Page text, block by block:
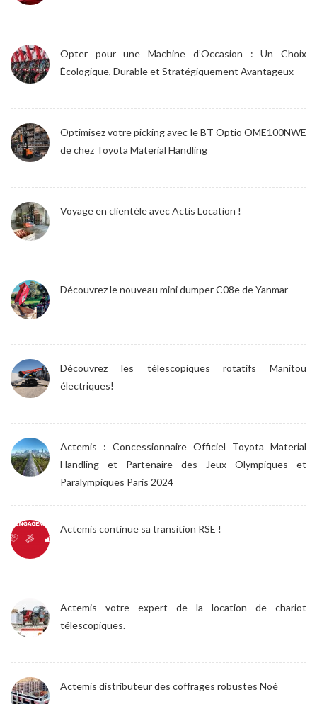
Opter pour une Machine d’Occasion : Un Choix
Écologique, Durable et Stratégiquement Avantageux
Optimisez votre picking avec le BT Optio OME100NWE
de chez Toyota Material Handling
Voyage en clientèle avec Actis Location !
Découvrez le nouveau mini dumper C08e de Yanmar
Découvrez les télescopiques rotatifs Manitou
électriques!
Actemis : Concessionnaire Officiel Toyota Material
Handling et Partenaire des Jeux Olympiques et
Paralympiques Paris 2024
Actemis continue sa transition RSE !
Actemis votre expert de la location de chariot
télescopiques.
Actemis distributeur des coffrages robustes Noé